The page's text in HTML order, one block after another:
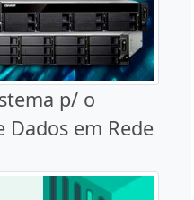
p/ o
Dados em Rede